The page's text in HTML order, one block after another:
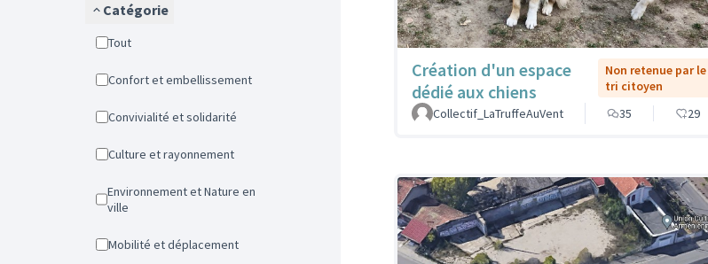
Catégorie
Tout
Confort et embellissement
Convivialité et solidarité
Culture et rayonnement
Environnement et Nature en
ville
Mobilité et déplacement
Création d'un espace
dédié aux chiens
Non retenue par le
tri citoyen
Collectif_LaTruffeAuVent
35 29